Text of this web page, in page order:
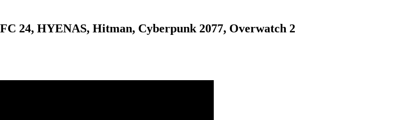
24, HYENAS, Hitman, Cyberpunk 2077, Overwatch 2